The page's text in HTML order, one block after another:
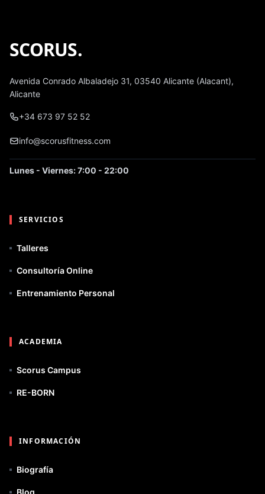
SCORUS.
Avenida Conrado Albaladejo 31, 03540 Alicante (Alacant),
Alicante
+34 673 97 52 52
info@scorusfitness.com
Lunes - Viernes: 7:00 - 22:00
SERVICIOS
Talleres
Consultoría Online
Entrenamiento Personal
ACADEMIA
Scorus Campus
RE-BORN
INFORMACIÓN
Biografía
Blog